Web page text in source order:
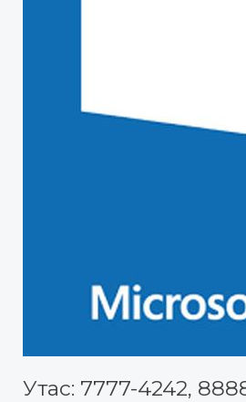
Утас: 7777-4242,